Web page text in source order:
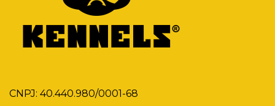
CNPJ: 40.440.980/0001-68